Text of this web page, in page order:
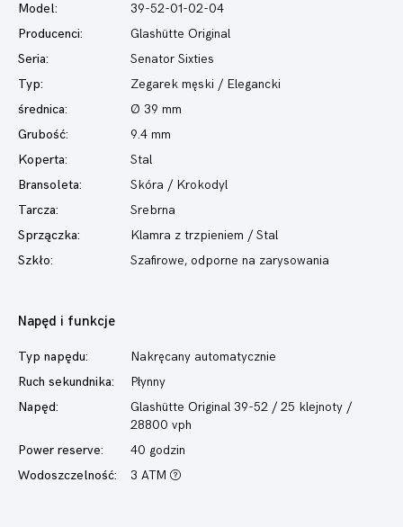
Model:
39-52-01-02-04
Producenci:
Glashütte Original
Seria:
Senator Sixties
Typ:
Zegarek męski / Elegancki
średnica:
Ø 39 mm
Grubość:
9.4 mm
Koperta:
Stal
Bransoleta:
Skóra / Krokodyl
Tarcza:
Srebrna
Sprzączka:
Klamra z trzpieniem / Stal
Szkło:
Szafirowe, odporne na zarysowania
Napęd i funkcje
Typ napędu:
Nakręcany automatycznie
Ruch sekundnika:
Płynny
Napęd:
Glashütte Original 39-52 / 25 klejnoty /
28800 vph
Power reserve:
40 godzin
Wodoszczelność:
3 ATM